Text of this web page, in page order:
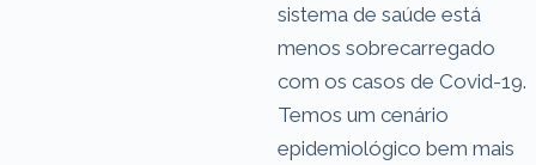
sistema de saúde está
menos sobrecarregado
com os casos de Covid-19.
Temos um cenário
epidemiológico bem mais